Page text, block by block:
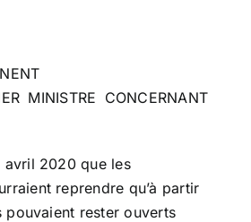
MINISTRE CONCERNANT
avril 2020 que les
reprendre qu’à partir
rester ouverts